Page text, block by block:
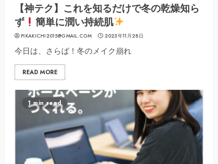
【神テク】これを知るだけで冬の乾燥知ら
ず
簡単に潤い持続肌
PIKAKICHI2015@GMAIL.COM 2023年11月28日
今日は、さらば！冬のメイク崩れ
READ MORE
1 min read